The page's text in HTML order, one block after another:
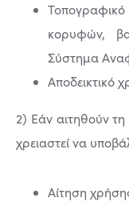
κορυφών,
Σύστημα
Αποδεικτικό
2) Εάν αιτηθούν
χρειαστεί να
Αίτηση